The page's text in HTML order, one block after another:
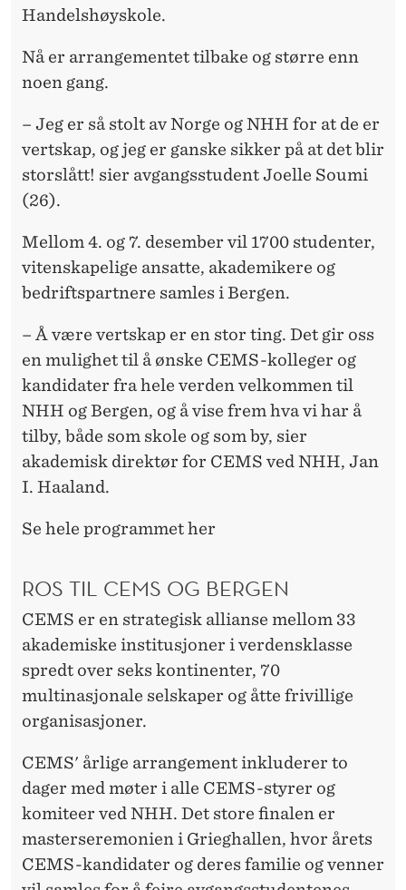
Handelshøyskole.
Nå er arrangementet tilbake og større enn
noen gang.
– Jeg er så stolt av Norge og NHH for at de er
vertskap, og jeg er ganske sikker på at det blir
storslått! sier avgangsstudent Joelle Soumi
(26).
Mellom 4. og 7. desember vil 1700 studenter,
vitenskapelige ansatte, akademikere og
bedriftspartnere samles i Bergen.
– Å være vertskap er en stor ting. Det gir oss
en mulighet til å ønske CEMS-kolleger og
kandidater fra hele verden velkommen til
NHH og Bergen, og å vise frem hva vi har å
tilby, både som skole og som by, sier
akademisk direktør for CEMS ved NHH, Jan
I. Haaland.
Se hele programmet her
ROS TIL CEMS OG BERGEN
CEMS er en strategisk allianse mellom 33
akademiske institusjoner i verdensklasse
spredt over seks kontinenter, 70
multinasjonale selskaper og åtte frivillige
organisasjoner.
CEMS' årlige arrangement inkluderer to
dager med møter i alle CEMS-styrer og
komiteer ved NHH. Det store finalen er
masterseremonien i Grieghallen, hvor årets
CEMS-kandidater og deres familie og venner